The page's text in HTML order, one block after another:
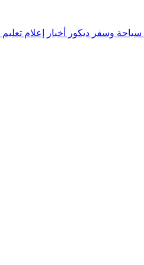
سياحة وسفر ديكور أخبار إعلام تعليم